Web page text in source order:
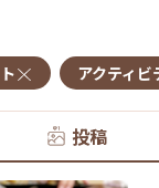
アクティビ
投稿